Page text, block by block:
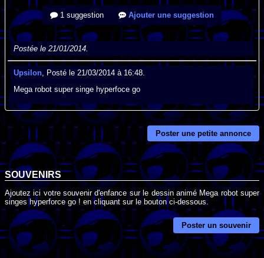
1 suggestion Ajouter une suggestion
Postée le 21/01/2014.
Upsilon , Posté le 21/03/2014 à 16:48.
Mega robot super singe hyperfoce go
Poster une petite annonce
SOUVENIRS
Ajoutez ici votre souvenir d'enfance sur le dessin animé Mega robot super
singes hyperforce go ! en cliquant sur le bouton ci-dessous.
Poster un souvenir